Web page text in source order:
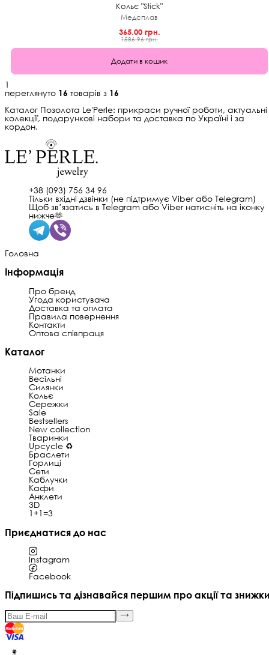
Кольє "Stick"
Медсплав
365.00 грн.
1586.96 грн.
Додати в кошик
1
переглянуто 16 товарів з 16
Каталог Позолота Le'Perle: прикраси ручної роботи, актуальні
колекції, подарункові набори та доставка по Україні і за
кордон.
+38 (093) 756 34 96
Тільки вхідні дзвінки (не підтримує Viber або Telegram)
Щоб звʼязатись в Telegram або Viber натисніть на іконку
нижче🫶
Головна
Інформація
Про бренд
Угода користувача
Доставка та оплата
Правила повернення
Контакти
Оптова співпраця
Каталог
Мотанки
Весільні
Силянки
Кольє
Сережки
Sale
Bestsellers
New collection
Тваринки
Upcycle ♻️
Браслети
Горлиці
Сети
Каблучки
Кафи
Анклети
3D
1+1=3
Приєднатися до нас
Instagram
Facebook
Підпишись та дізнавайся першим про акції та